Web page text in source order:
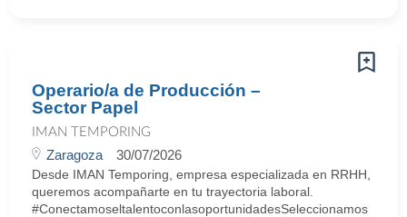
Operario/a de Producción –
Sector Papel
IMAN TEMPORING
Zaragoza 30/07/2026
Desde IMAN Temporing, empresa especializada en RRHH,
queremos acompañarte en tu trayectoria laboral.
#ConectamoseltalentoconlasoportunidadesSeleccionamos